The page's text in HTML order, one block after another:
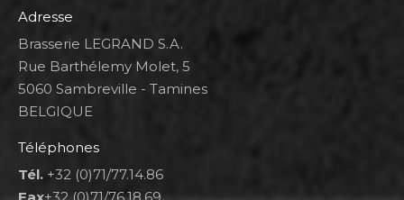
Adresse
Brasserie LEGRAND S.A.
Rue Barthélemy Molet, 5
5060 Sambreville - Tamines
BELGIQUE
Téléphones
Tél. +32 (0)71/77.14.86